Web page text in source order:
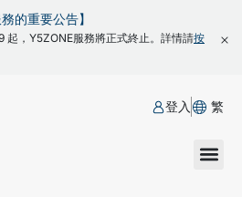
的重要公告】
起，Y5ZONE服務將正式終止。詳情請按
登入 繁